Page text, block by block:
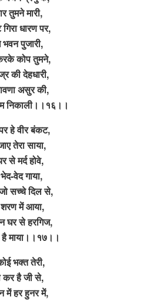
तुमने मारी,
धारण पर,
भवन पुजारी,
कोप तुमने,
की देहधारी,
असुर की,
निकाली।।१६।।
हे वीर बंकट,
तेरा साया,
से मर्द होवे,
वेद गाया,
सच्चे दिल से,
शरण में आया,
घर से हरगिज,
माया।।१७।।
भक्त तेरी,
कर है जी से,
में हर हुनर में,